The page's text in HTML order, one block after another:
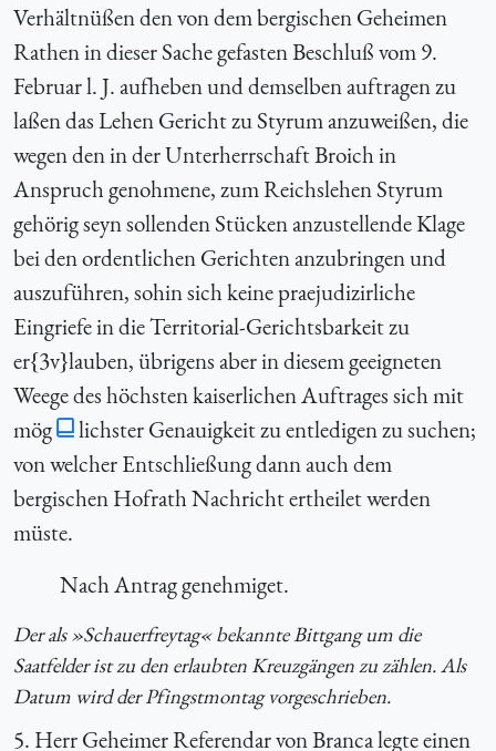
Verhältnüßen den von dem bergischen Geheimen
Rathen in dieser Sache gefasten Beschluß vom 9.
Februar l. J. aufheben und demselben auftragen zu
laßen das Lehen Gericht zu Styrum anzuweißen, die
wegen den in der Unterherrschaft Broich in
Anspruch genohmene, zum Reichslehen Styrum
gehörig seyn sollenden Stücken anzustellende Klage
bei den ordentlichen Gerichten anzubringen und
auszuführen, sohin sich keine praejudizirliche
Eingriefe in die Territorial-Gerichtsbarkeit zu
er{3v}lauben, übrigens aber in diesem geeigneten
Weege des höchsten kaiserlichen Auftrages sich mit
mög
lichster Genauigkeit zu entledigen zu suchen;
von welcher Entschließung dann auch dem
bergischen Hofrath Nachricht ertheilet werden
müste.
Nach Antrag genehmiget.
Der als »Schauerfreytag« bekannte Bittgang um die
Saatfelder ist zu den erlaubten Kreuzgängen zu zählen. Als
Datum wird der Pfingstmontag vorgeschrieben.
5. Herr Geheimer Referendar von Branca legte einen